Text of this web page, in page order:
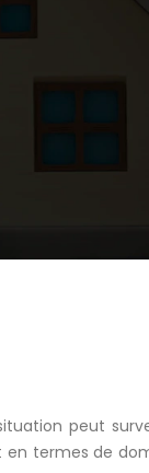
peut
termes de